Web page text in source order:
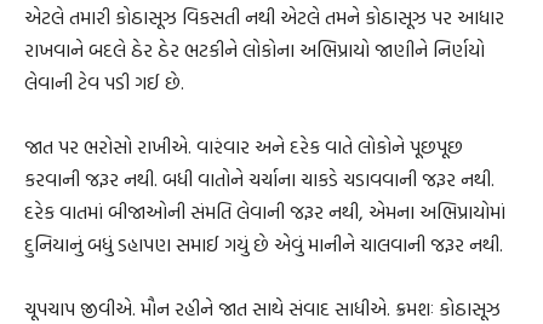
એટલે તમારી કોઠાસૂઝ વિકસતી નથી એટલે તમને કોઠાસૂઝ પર આધાર
રાખવાને બદલે ઠેર ઠેર ભટકીને લોકોના અભિપ્રાયો જાણીને નિર્ણયો
લેવાની ટેવ પડી ગઈ છે.
જાત પર ભરોસો રાખીએ. વારંવાર અને દરેક વાતે લોકોને પૂછપૂછ
કરવાની જરૂર નથી. બધી વાતોને ચર્ચાના ચાકડે ચડાવવાની જરૂર નથી.
દરેક વાતમાં બીજાઓની સંમતિ લેવાની જરૂર નથી, એમના અભિપ્રાયોમાં
દુનિયાનું બધું ડહાપણ સમાઈ ગયું છે એવું માનીને ચાલવાની જરૂર નથી.
ચૂપચાપ જીવીએ. મૌન રહીને જાત સાથે સંવાદ સાધીએ. ક્રમશઃ કોઠાસૂઝ